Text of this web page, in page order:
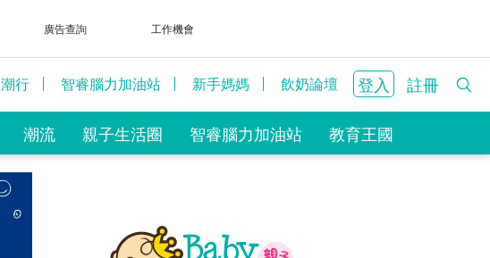
廣告查詢 工作機會
潮行 智睿腦力加油站 新手媽媽 飲奶論壇 登入 註冊
潮流 親子生活圈 智睿腦力加油站 教育王國